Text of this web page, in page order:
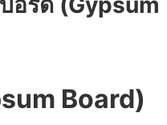
Board)